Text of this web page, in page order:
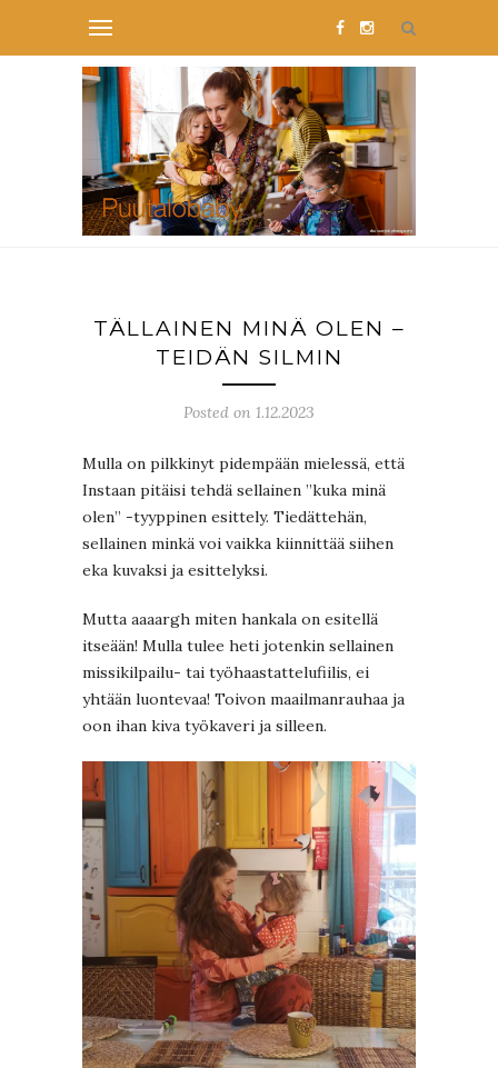
TÄLLAINEN MINÄ OLEN –
TEIDÄN SILMIN
Posted on 1.12.2023
Mulla on pilkkinyt pidempään mielessä, että
Instaan pitäisi tehdä sellainen ”kuka minä
olen” -tyyppinen esittely. Tiedättehän,
sellainen minkä voi vaikka kiinnittää siihen
eka kuvaksi ja esittelyksi.
Mutta aaaargh miten hankala on esitellä
itseään! Mulla tulee heti jotenkin sellainen
missikilpailu- tai työhaastattelufiilis, ei
yhtään luontevaa! Toivon maailmanrauhaa ja
oon ihan kiva työkaveri ja silleen.